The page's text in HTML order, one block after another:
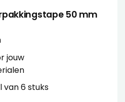
50 mm
jouw
van 6 stuks